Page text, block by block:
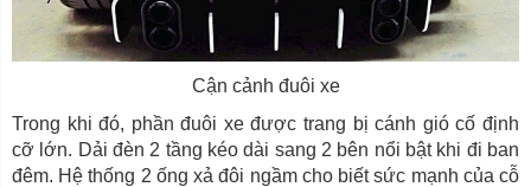
Cận cảnh đuôi xe
Trong khi đó, phần đuôi xe được trang bị cánh gió cố định
cỡ lớn. Dải đèn 2 tầng kéo dài sang 2 bên nổi bật khi đi ban
đêm. Hệ thống 2 ống xả đôi ngầm cho biết sức mạnh của cỗ